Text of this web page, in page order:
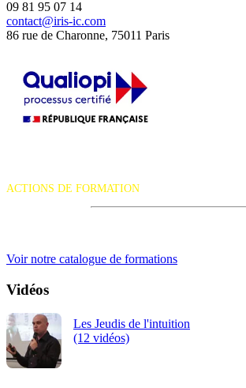
09 81 95 07 14
contact@iris-ic.com
86 rue de Charonne, 75011 Paris
ACTIONS DE FORMATION
Voir notre catalogue de formations
Vidéos
Les Jeudis de l'intuition
(12 vidéos)